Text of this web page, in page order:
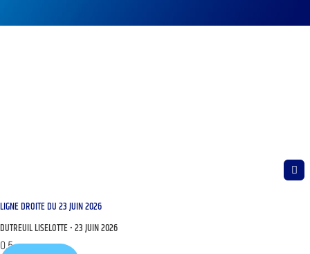
LIGNE DROITE DU 23 JUIN 2026
DUTREUIL LISELOTTE 23 JUIN 2026